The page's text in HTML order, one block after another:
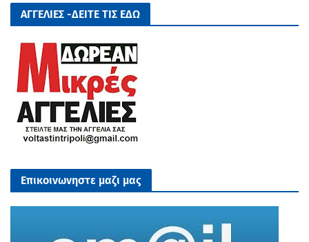
ΑΓΓΕΛΙΕΣ -ΔΕΙΤΕ ΤΙΣ ΕΔΩ
Επικοινωνηστε μαζι μας